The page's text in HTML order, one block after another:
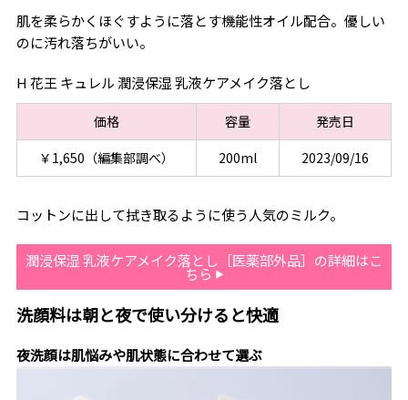
肌を柔らかくほぐすように落とす機能性オイル配合。優しい
のに汚れ落ちがいい。
H 花王 キュレル 潤浸保湿 乳液ケアメイク落とし
価格 容量
発売日
￥1,650（編集部調べ）
200ml 2023/09/16
コットンに出して拭き取るように使う人気のミルク。
潤浸保湿 乳液ケアメイク落とし［医薬部外品］の詳細はこ
ちら
洗顔料は朝と夜で使い分けると快適
夜洗顔は肌悩みや肌状態に合わせて選ぶ